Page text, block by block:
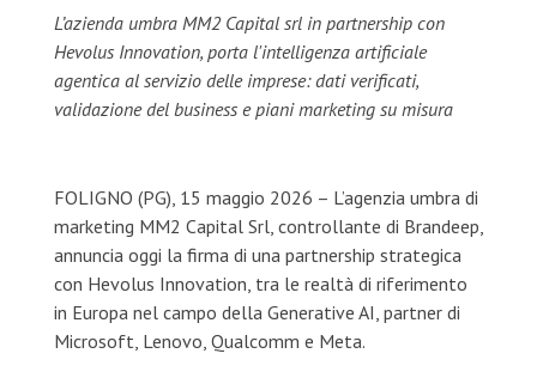
L’azienda umbra MM2 Capital srl in partnership con
Hevolus Innovation, porta l'intelligenza artificiale
agentica al servizio delle imprese: dati verificati,
validazione del business e piani marketing su misura
FOLIGNO (PG), 15 maggio 2026 – L’agenzia umbra di
marketing MM2 Capital Srl, controllante di Brandeep,
annuncia oggi la firma di una partnership strategica
con Hevolus Innovation, tra le realtà di riferimento
in Europa nel campo della Generative AI, partner di
Microsoft, Lenovo, Qualcomm e Meta.